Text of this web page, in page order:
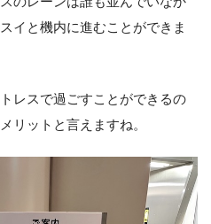
イと機内に進むことができま
レスで過ごすことができるの
リットと言えますね。